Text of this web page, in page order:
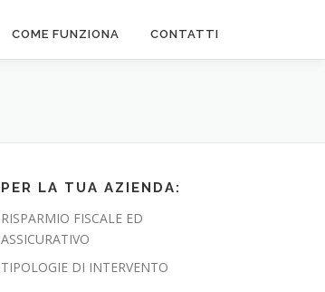
COME FUNZIONA CONTATTI
PER LA TUA AZIENDA:
RISPARMIO FISCALE ED
ASSICURATIVO
TIPOLOGIE DI INTERVENTO